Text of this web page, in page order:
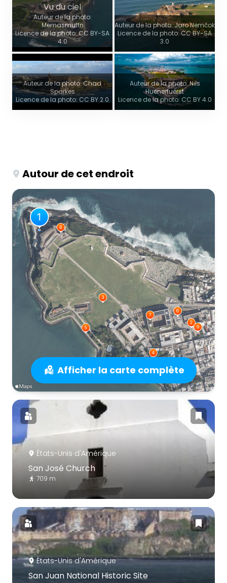
Vu du ciel
Auteur de la photo:
Memasmuffn
Licence de la photo: CC BY-SA
4.0
Auteur de la photo: Jaro Nemčok
Licence de la photo: CC BY-SA
3.0
Auteur de la photo: Chad
Sparkes
Licence de la photo: CC BY 2.0
Auteur de la photo: Nils
Huenerfuerst
Licence de la photo: CC BY 4.0
Autour de cet endroit
Afficher la carte complète
États-Unis d'Amérique
San José Church
709 m
États-Unis d'Amérique
San Juan National Historic Site